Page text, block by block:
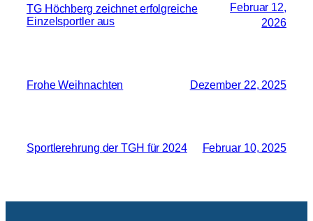
TG Höchberg zeichnet erfolgreiche
Einzelsportler aus
Februar 12,
2026
Frohe Weihnachten Dezember 22, 2025
Sportlerehrung der TGH für 2024 Februar 10, 2025